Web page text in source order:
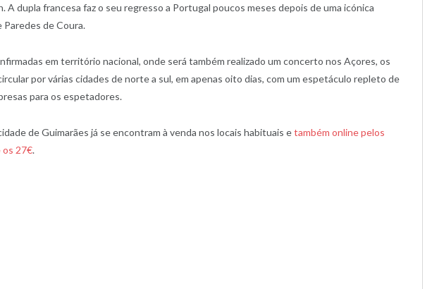
A dupla francesa faz o seu regresso a Portugal poucos meses depois de uma icónica
de Coura.
em território nacional, onde será também realizado um concerto nos Açores, os
por várias cidades de norte a sul, em apenas oito dias, com um espetáculo repleto de
para os espetadores.
de Guimarães já se encontram à venda nos locais habituais etambém online pelos
os 27€.